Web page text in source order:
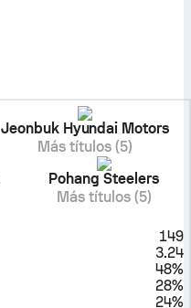
Jeonbuk Hyundai Motors
Más títulos (5)
Pohang Steelers
Más títulos (5)
149
3.24
48%
28%
24%